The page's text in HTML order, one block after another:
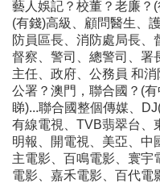
藝人娛記？校董？老廉？
(有錢)高級、顧問醫生、
防員區長、消防處局長、
督察、警司、總警司、署
主任、政府、公務員 和
公署？澳門，聯合國？(
睇)...聯合國整個傳媒、
有線電視、TVB翡翠台、
明報、開電視、美亞、中
主電影、百鳴電影、寰宇
電影、嘉禾電影、百代電